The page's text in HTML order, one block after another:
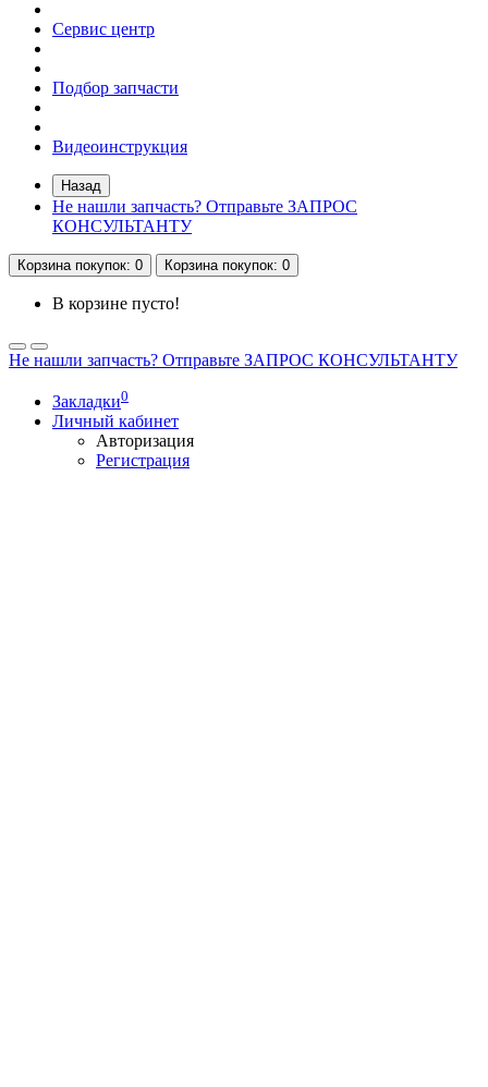
Сервис центр
Подбор запчасти
Видеоинструкция
Назад
Не нашли запчасть? Отправьте ЗАПРОС
КОНСУЛЬТАНТУ
Корзинапокупок: 0 Корзинапокупок: 0
В корзине пусто!
Не нашли запчасть? Отправьте ЗАПРОС КОНСУЛЬТАНТУ
Закладки0
Личный кабинет
Авторизация
Регистрация